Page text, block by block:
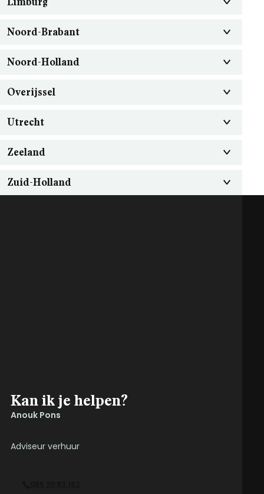
Noord-Brabant
Noord-Holland
Overijssel
Utrecht
Zeeland
Zuid-Holland
Kan ik je helpen?
Anouk Pons
Adviseur verhuur